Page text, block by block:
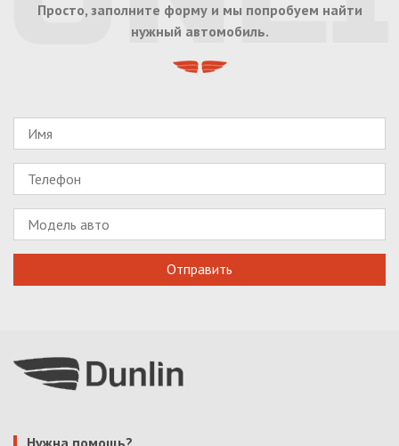
Просто, заполните форму и мы попробуем найти
нужный автомобиль.
Нужна помощь?